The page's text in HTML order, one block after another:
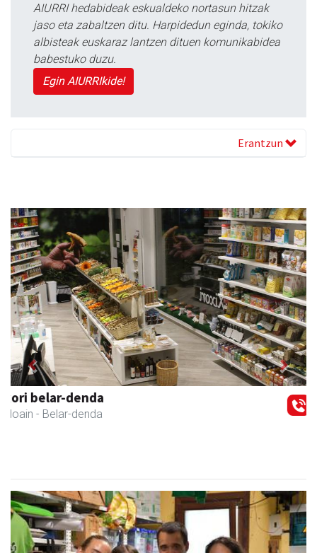
AIURRI hedabideak eskualdeko nortasun hitzak
jaso eta zabaltzen ditu. Harpidedun eginda, tokiko
albisteak euskaraz lantzen dituen komunikabidea
babestuko duzu.
Egin AIURRIkide!
Erantzun
Salkin
Andoain - Merkatari elkarteak
Previous Next